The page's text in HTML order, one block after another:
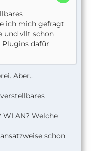
ich mich gefragt
und vllt schon
dafür
Aber..
WLAN? Welche
schon